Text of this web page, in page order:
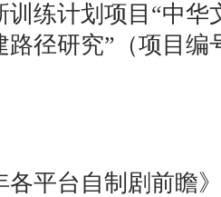
训练计划项目“中华
径研究”（项目编
台自制剧前瞻》